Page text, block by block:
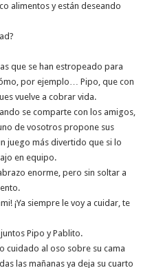
alimentos y están deseando
que se han estropeado para
por ejemplo… Pipo, que con
vuelve a cobrar vida.
se comparte con los amigos,
de vosotros propone sus
juego más divertido que si lo
en equipo.
enorme, pero sin soltar a
¡Ya siempre le voy a cuidar, te
Pipo y Pablito.
cuidado al oso sobre su cama
las mañanas ya deja su cuarto